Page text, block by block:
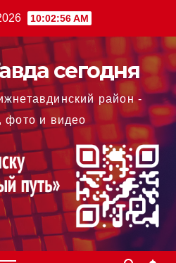
10:02:58 AM
сегодня
район -
фото и видео